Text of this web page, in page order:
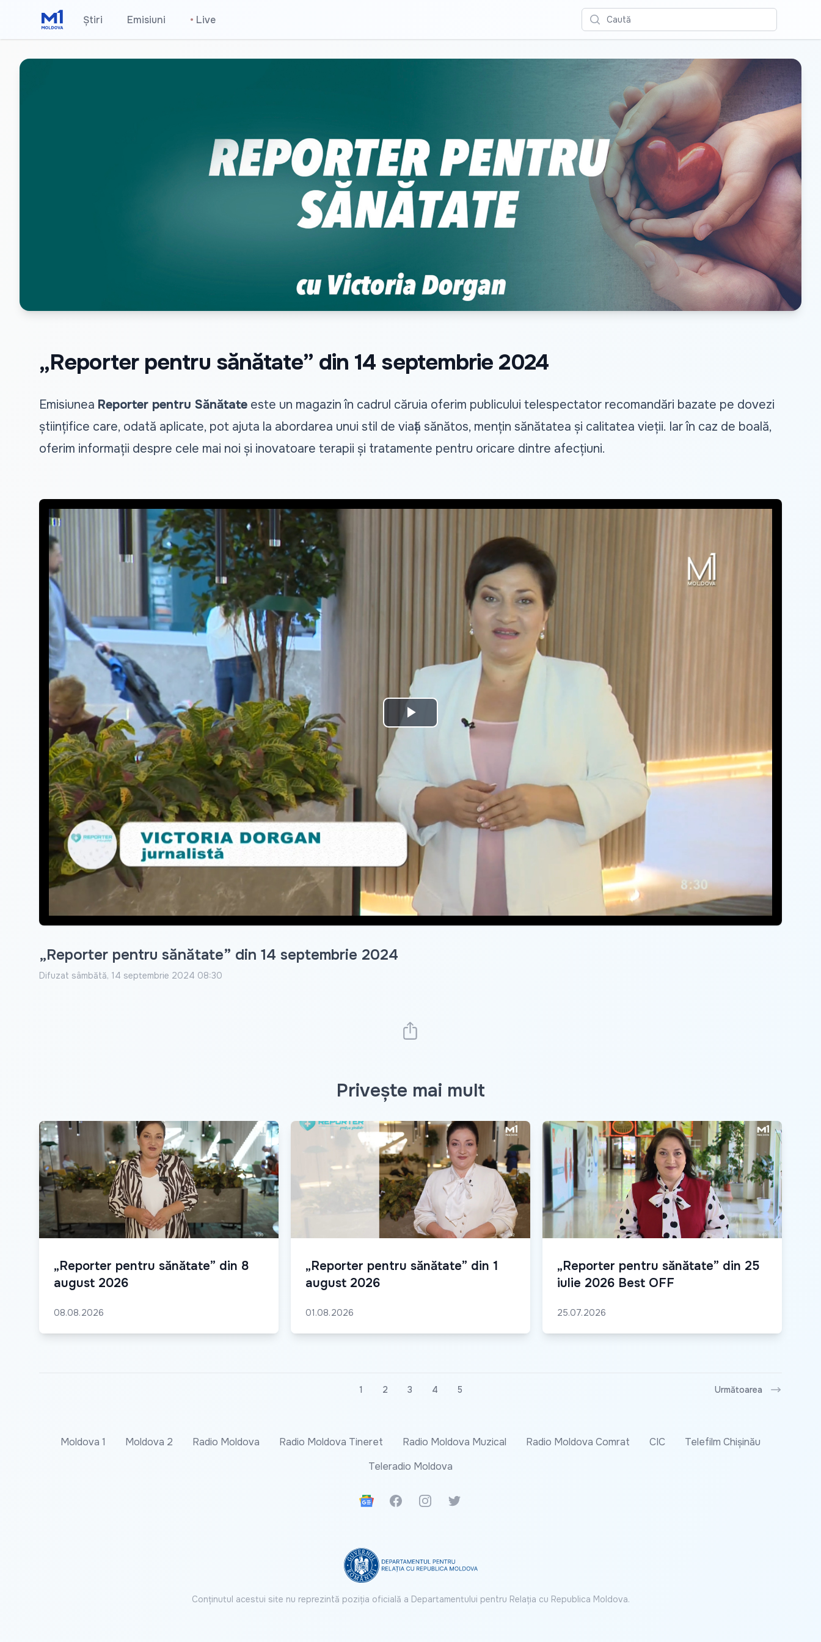
Știri Emisiuni • Live Caută
„Reporter pentru sănătate” din 14 septembrie 2024
Emisiunea Reporter pentru Sănătate este un magazin în cadrul căruia oferim publicului telespectator recomandări bazate pe dovezi
științifice care, odată aplicate, pot ajuta la abordarea unui stil de viață sănătos, mențin sănătatea și calitatea vieții. Iar în caz de boală,
oferim informații despre cele mai noi și inovatoare terapii și tratamente pentru oricare dintre afecțiuni.
Play
„Reporter pentru sănătate” din 14 septembrie 2024
Difuzat sâmbătă, 14 septembrie 2024 08:30
Privește mai mult
„Reporter pentru sănătate” din 8
august 2026
08.08.2026
„Reporter pentru sănătate” din 1
august 2026
01.08.2026
„Reporter pentru sănătate” din 25
iulie 2026 Best OFF
25.07.2026
1 2 3 4 5 Următoarea
Moldova 1 Moldova 2 Radio Moldova Radio Moldova Tineret Radio Moldova Muzical Radio Moldova Comrat CIC
Telefilm Chișinău
Teleradio Moldova
Google News
FacebookInstagramTwitter
Conținutul acestui site nu reprezintă poziția oficială a Departamentului pentru Relația cu Republica Moldova.